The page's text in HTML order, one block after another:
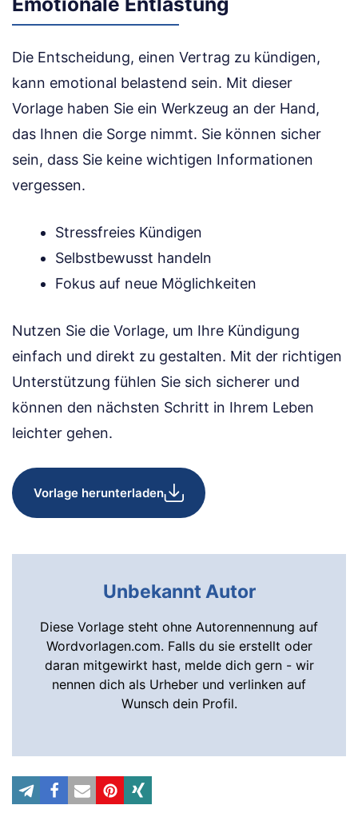
Die Entscheidung, einen Vertrag zu kündigen,
kann emotional belastend sein. Mit dieser
Vorlage haben Sie ein Werkzeug an der Hand,
das Ihnen die Sorge nimmt. Sie können sicher
sein, dass Sie keine wichtigen Informationen
vergessen.
Stressfreies Kündigen
Selbstbewusst handeln
Fokus auf neue Möglichkeiten
Nutzen Sie die Vorlage, um Ihre Kündigung
einfach und direkt zu gestalten. Mit der richtigen
Unterstützung fühlen Sie sich sicherer und
können den nächsten Schritt in Ihrem Leben
leichter gehen.
Vorlage herunterladen
Unbekannt Autor
Diese Vorlage steht ohne Autorennennung auf
Wordvorlagen.com. Falls du sie erstellt oder
daran mitgewirkt hast, melde dich gern - wir
nennen dich als Urheber und verlinken auf
Wunsch dein Profil.